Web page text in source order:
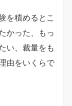
を積めるとこ
かった、もっ
い、裁量をも
由をいくらで